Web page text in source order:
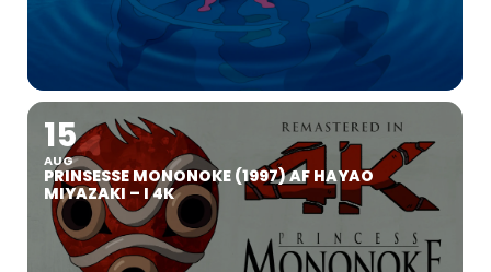
15
AUG
PRINSESSE MONONOKE (1997) AF HAYAO
MIYAZAKI – I 4K